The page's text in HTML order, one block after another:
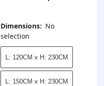
Dimensions: No
selection
L: 120CM x H: 230CM
L: 150CM x H: 230CM